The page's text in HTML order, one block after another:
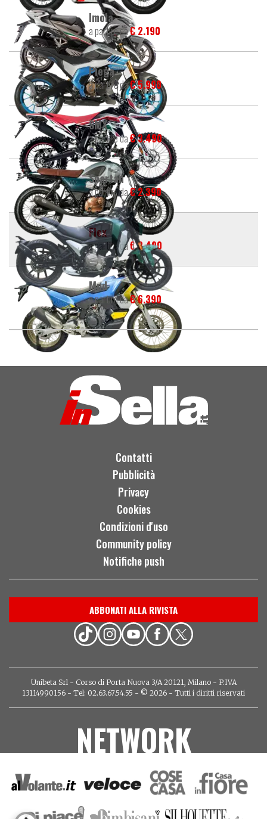
Imola
a partire da€ 2.190
Piega
a partire da€ 5.990
SMX
a partire da€ 3.490
Spartan
a partire da€ 2.390
Flex
a partire da€ 3.490
Mud
a partire da€ 6.390
Contatti
Pubblicità
Privacy
Cookies
Condizioni d'uso
Community policy
Notifiche push
ABBONATI ALLA RIVISTA
Unibeta Srl - Corso di Porta Nuova 3/A 20121, Milano - P.IVA
13114990156 - Tel: 02.63.67.54.55 - © 2026 - Tutti i diritti riservati
NETWORK